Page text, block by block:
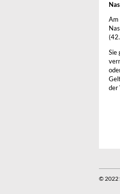
Am
Sie
der
© 2022